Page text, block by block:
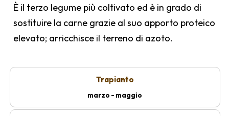
È il terzo legume più coltivato ed è in grado di
sostituire la carne grazie al suo apporto proteico
elevato; arricchisce il terreno di azoto.
Trapianto
marzo - maggio